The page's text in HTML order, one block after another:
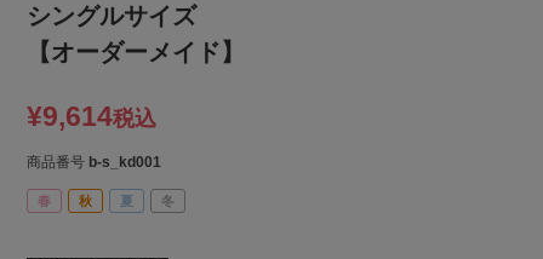
シングルサイズ
【オーダーメイド】
¥9,614税込
商品番号 b-s_kd001
春 秋 夏 冬